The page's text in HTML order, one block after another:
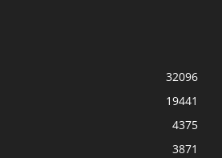
32096
19441
4375
3871